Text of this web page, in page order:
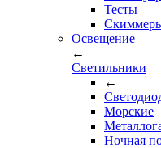
Тесты
Освещение
←
Светильники
←
Морские
Ночная